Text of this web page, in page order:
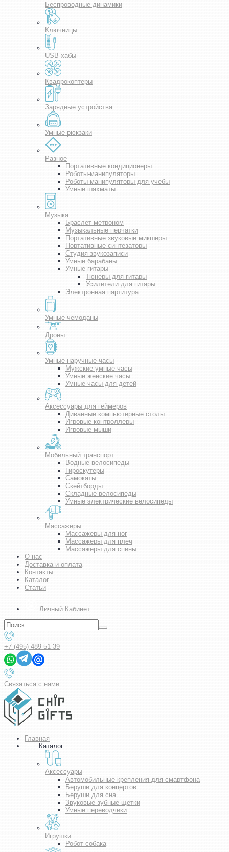
Беспроводные динамики
Ключницы
USB-хабы
Квадрокоптеры
Зарядные устройства
Умные рюкзаки
Разное
Портативные кондиционеры
Роботы-манипуляторы
Роботы-манипуляторы для учебы
Умные шахматы
Музыка
Браслет метроном
Музыкальные перчатки
Портативные звуковые микшеры
Портативные синтезаторы
Студия звукозаписи
Умные барабаны
Умные гитары
Тюнеры для гитары
Усилители для гитары
Электронная партитура
Умные чемоданы
Дроны
Умные наручные часы
Мужские умные часы
Умные женские часы
Умные часы для детей
Аксессуары для геймеров
Диванные компьютерные столы
Игровые контроллеры
Игровые мыши
Мобильный транспорт
Водные велосипеды
Гироскутеры
Самокаты
Скейтборды
Складные велосипеды
Умные электрические велосипеды
Массажеры
Массажеры для ног
Массажеры для плеч
Массажеры для спины
О нас
Доставка и оплата
Контакты
Каталог
Статьи
Личный Кабинет
+7 (495) 489-51-39
Связаться с нами
Главная
Каталог
Аксессуары
Автомобильные крепления для смартфона
Беруши для концертов
Беруши для сна
Звуковые зубные щетки
Умные переводчики
Игрушки
Робот-собака